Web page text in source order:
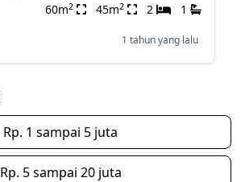
60m2 45m2 2 1
1 tahun yang lalu
Rp. 1 sampai 5 juta
Rp. 5 sampai 20 juta